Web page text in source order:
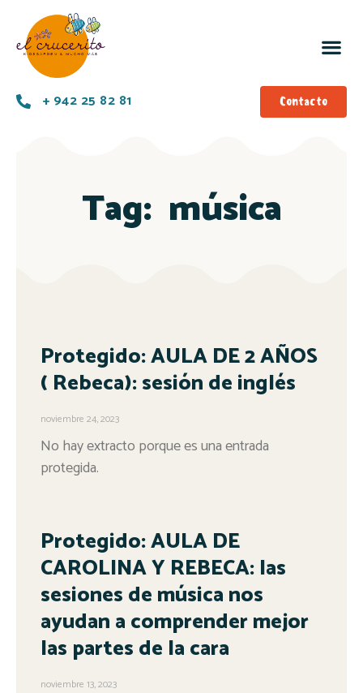
+ 942 25 82 81 Contacto
Tag: música
Protegido: AULA DE 2 AÑOS
( Rebeca): sesión de inglés
noviembre 24, 2023
No hay extracto porque es una entrada
protegida.
Protegido: AULA DE
CAROLINA Y REBECA: las
sesiones de música nos
ayudan a comprender mejor
las partes de la cara
noviembre 13, 2023